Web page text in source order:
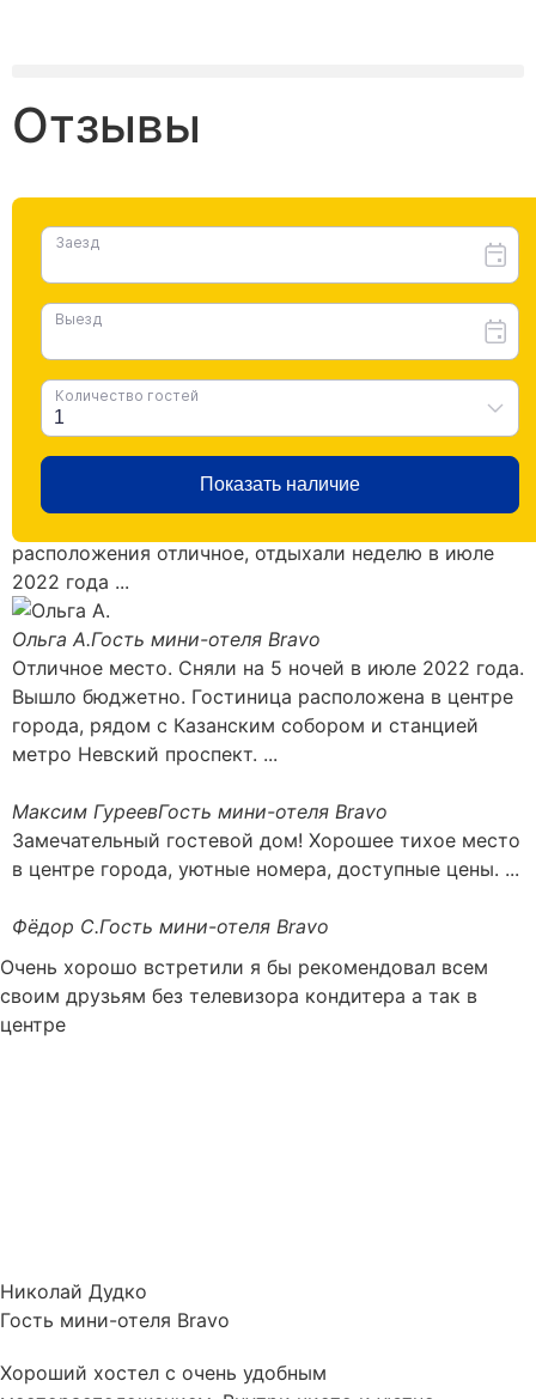
Отзывы
Наши гости говорят о нас
Нам приятно получать такие теплые и добрые слова
в свой адрес.
В этом разделе мы разместили отзывы наших
клиентов с сервиса Яндекс, наши клиенты оставили
уже более 39 отзывов.Читать все отзывы.
расположения отличное, отдыхали неделю в июле
2022 года ...
Ольга А.Гость мини-отеля Bravo
Отличное место. Сняли на 5 ночей в июле 2022 года.
Вышло бюджетно. Гостиница расположена в центре
города, рядом с Казанским собором и станцией
метро Невский проспект. ...
Максим ГуреевГость мини-отеля Bravo
Замечательный гостевой дом! Хорошее тихое место
в центре города, уютные номера, доступные цены. ...
Фёдор С.Гость мини-отеля Bravo
Очень хорошо встретили я бы рекомендовал всем
своим друзьям без телевизора кондитера а так в
центре
Николай Дудко
Гость мини-отеля Bravo
Хороший хостел с очень удобным